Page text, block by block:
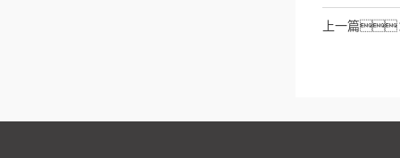
如：
上一篇